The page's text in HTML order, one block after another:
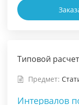
Типовой расчет
Предмет:
Интервалов